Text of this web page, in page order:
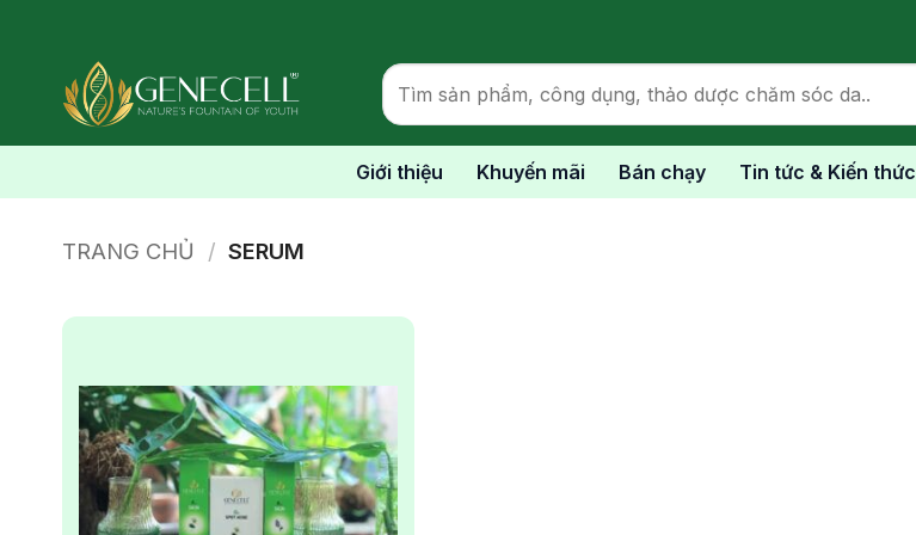
Tìm
kiếm:
Giới thiệu Khuyến mãi Bán chạy Tin tức & Kiến thức
TRANG CHỦ / SERUM